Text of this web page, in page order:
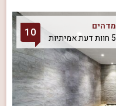
מדהים
5 חוות דעת אמיתיות
10